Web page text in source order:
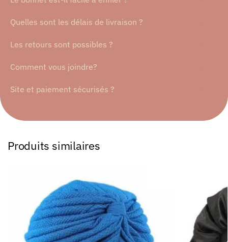
Quelles sont les délais de livraison ?
Les retours sont possibles ?
Comment vous joindre?
Site et paiement sécurisés ?
Produits similaires